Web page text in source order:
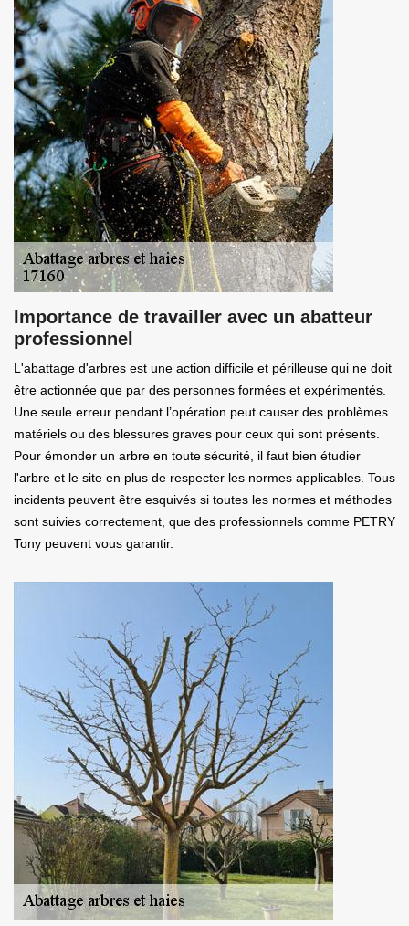
Importance de travailler avec un abatteur
professionnel
L'abattage d'arbres est une action difficile et périlleuse qui ne doit
être actionnée que par des personnes formées et expérimentés.
Une seule erreur pendant l’opération peut causer des problèmes
matériels ou des blessures graves pour ceux qui sont présents.
Pour émonder un arbre en toute sécurité, il faut bien étudier
l'arbre et le site en plus de respecter les normes applicables. Tous
incidents peuvent être esquivés si toutes les normes et méthodes
sont suivies correctement, que des professionnels comme PETRY
Tony peuvent vous garantir.